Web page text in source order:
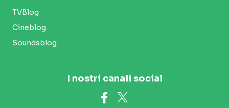
TVBlog
Cineblog
Soundsblog
I nostri canali social